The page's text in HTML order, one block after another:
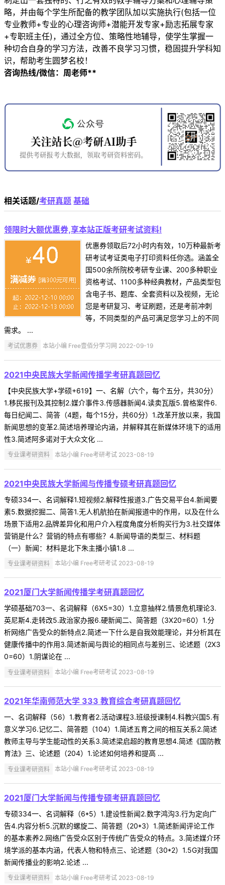
略，并由每个学生所配备的教学团队加以实施执行(包括一位
专业教师+专业的心理咨询师+潜能开发专家+励志拓展专家
+专职班主任)，通过全方位、策略性地辅导，使学生掌握一
种切合自身的学习方法，改善不良学习习惯，稳固提升学科知
识，帮助考生圆梦名校！
咨询热线/微信：周老师**
相关话题/考研真题 基础
领限时大额优惠券,享本站正版考研考试资料!
优惠券领取后72小时内有效，10万种最新考
研考试考证类电子打印资料任你选。涵盖全
国500余所院校考研专业课、200多种职业
资格考试、1100多种经典教材，产品类型包
含电子书、题库、全套资料以及视频，无论
您是考研复习、考证刷题，还是考前冲刺
等，不同类型的产品可满足您学习上的不同
需求。 ...
考试优惠券 本站小编 Free壹佰分学习网 2022-09-19
2021中央民族大学新闻传播学考研真题回忆
【中央民族大学+学硕+619】一、名解（六个，每个五分，共30分）
1.移民报刊及其控制2.媒介事件3.传感器新闻4.读卖瓦版5.曾格案件6.
每日纪闻二、简答（4题，每个15分，共60分）1.改革开放以来，我国
新闻思想的变革2.简述培养理论内涵，并解释其在新媒体环境下的适用
性3.简述阿多诺对于大众文化 ...
专业课考研资料 本站小编 Free考研考试 2023-08-19
2021中央民族大学新闻与传播专硕考研真题回忆
专硕334一、名词解释1.短视频2.解释性报道3.广告交易平台4.新闻要
素5.数据挖掘二、简答1.无人机航拍在新闻报道中的作用，以及在什么
场景下适用2.品牌差异化和用户介入程度角度分析购买行为3.社交媒体
营销是什么？营销的特点有哪些？4.新闻导语的类型三、材料题
（一）新闻：材料是北下朱主播小镇1.8 ...
专业课考研资料 本站小编 Free考研考试 2023-08-19
2021厦门大学新闻传播学考研真题回忆
学硕基础703一、名词解释（6X5=30）1.立意抽样2.情景危机理论3.
英尼斯4.走转改5.政治家办报6.硬新闻二、简答题（3X20=60）1.分
析网络广告受众的新特点2.简述一下什么是自我效能理论，并分析其在
健康传播中的作用3.简述新闻与舆论的相同点与差别三、论述题（2X3
0=60）1.阴谋论在 ...
专业课考研资料 本站小编 Free考研考试 2023-08-19
2021年华南师范大学 333 教育综合考研真题回忆
一、名词解释（56）1.教育者2.活动课程3.班级授课制4.科教兴国5.有
意义学习6.记忆二、简答题（104）1.简述五育之间的相互关系2.简述
教师主导与学生能动性的关系3.简述梁启超的教育思想4.简述《国防教
育法》三、论述题（204）1.论述如何培养和提高 ...
专业课考研资料 本站小编 Free考研考试 2023-08-19
2021厦门大学新闻与传播专硕考研真题回忆
专硕334一、名词解释（6*5）1.建设性新闻2.数字鸿沟3.行为定向广
告4.内容分析5.沉默的螺旋二、简答题（20*3）1.简述新闻评论工作
的基本素养2.网络广告受众区别于传统广告受众的特点。3.简述媒介环
境学派的基本内涵，代表人物和特点三、论述题（30*2）1.5G对我国
新闻传播业的影响2.论述 ...
专业课考研资料 本站小编 Free考研考试 2023-08-19